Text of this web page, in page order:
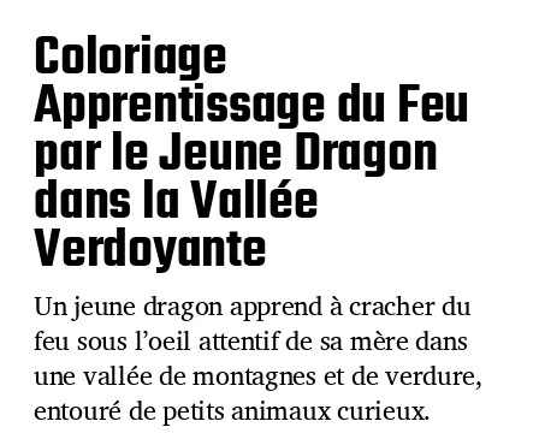
Coloriage
Apprentissage du Feu
par le Jeune Dragon
dans la Vallée
Verdoyante
Un jeune dragon apprend à cracher du
feu sous l’oeil attentif de sa mère dans
une vallée de montagnes et de verdure,
entouré de petits animaux curieux.